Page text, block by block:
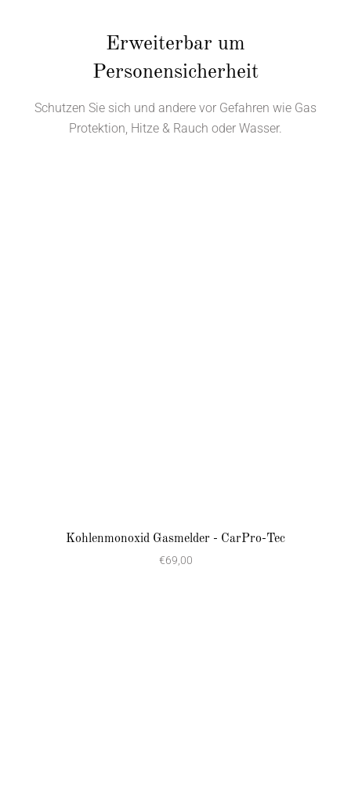
Erweiterbar um
Personensicherheit
Schutzen Sie sich und andere vor Gefahren wie Gas
Protektion, Hitze & Rauch oder Wasser.
Kohlenmonoxid Gasmelder - CarPro-Tec
€69,00